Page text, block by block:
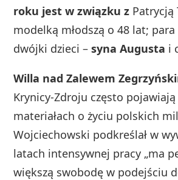
roku jest w związku z Patrycją
modelką młodszą o 48 lat; para
dwójki dzieci –syna Augusta i
Willa nad Zalewem
Krynicy-Zdroju często
materiałach o życiu polskich
Wojciechowski podkreślał w
latach intensywnej pracy „ma
większą swobodę w podejściu